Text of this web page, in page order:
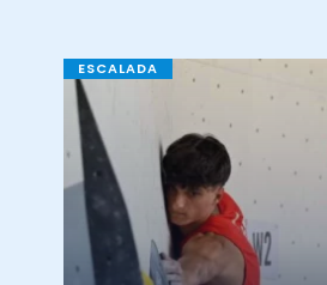
ESCALADA